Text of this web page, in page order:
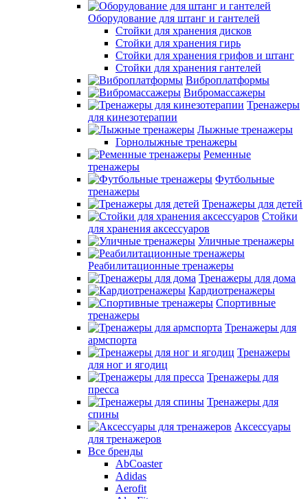
Оборудование для штанг и гантелей
Стойки для хранения дисков
Стойки для хранения гирь
Стойки для хранения грифов и штанг
Стойки для хранения гантелей
Виброплатформы
Вибромассажеры
Тренажеры
для кинезотерапии
Лыжные тренажеры
Горнолыжные тренажеры
Ременные
тренажеры
Футбольные
тренажеры
Тренажеры для детей
Стойки
для хранения аксессуаров
Уличные тренажеры
Реабилитационные тренажеры
Тренажеры для дома
Кардиотренажеры
Спортивные
тренажеры
Тренажеры для
армспорта
Тренажеры
для ног и ягодиц
Тренажеры для
пресса
Тренажеры для
спины
Аксессуары
для тренажеров
Все бренды
AbCoaster
Adidas
Aerofit